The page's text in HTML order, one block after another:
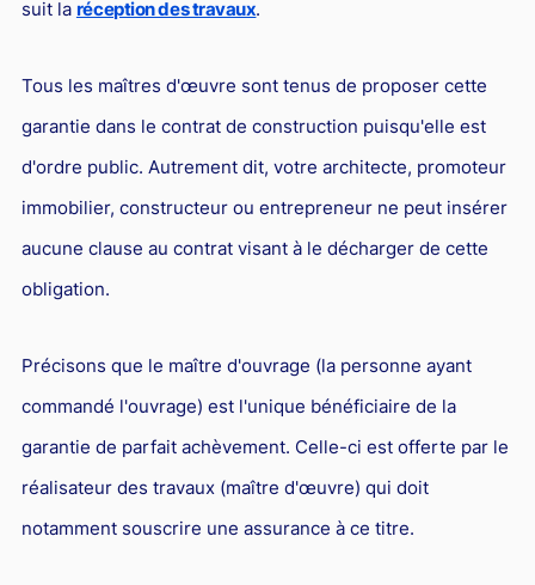
L'industrie
Caution bancaire
Concurrence déloyale
Restructuration d'entreprise
Droit et Fiscalité du marché de l'Art
Transmission d'entreprise et avocat
suit la réception des travaux.
Tous les maîtres d'œuvre sont tenus de proposer cette
garantie dans le contrat de construction puisqu'elle est
d'ordre public. Autrement dit, votre architecte, promoteur
immobilier, constructeur ou entrepreneur ne peut insérer
aucune clause au contrat visant à le décharger de cette
obligation.
Précisons que le maître d'ouvrage (la personne ayant
commandé l'ouvrage) est l'unique bénéficiaire de la
garantie de parfait achèvement. Celle-ci est offerte par le
réalisateur des travaux (maître d'œuvre) qui doit
notamment souscrire une assurance à ce titre.